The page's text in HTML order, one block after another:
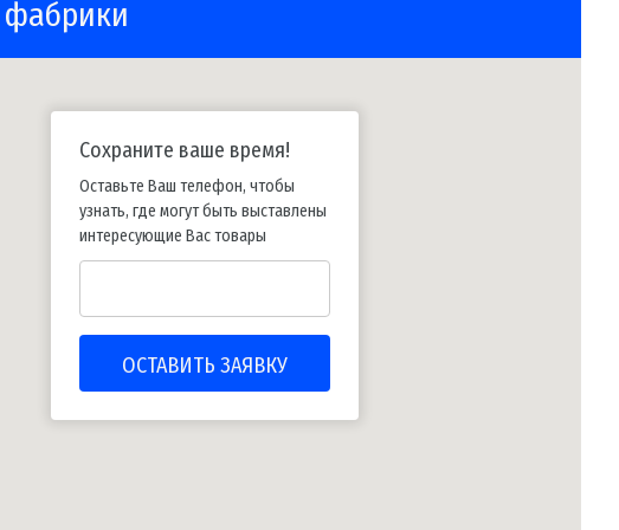
Сохраните ваше время!
Оставьте Ваш телефон, чтобы
узнать, где могут быть выставлены
интересующие Вас товары